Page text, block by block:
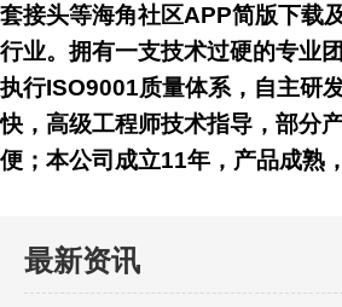
套接头等海角社区APP简版下载及配件
行业。拥有一支技术过硬的专业团
执行ISO9001质量体系，自主研
快，高级工程师技术指导，部
便；本公司成立11年，产品成
最新资讯